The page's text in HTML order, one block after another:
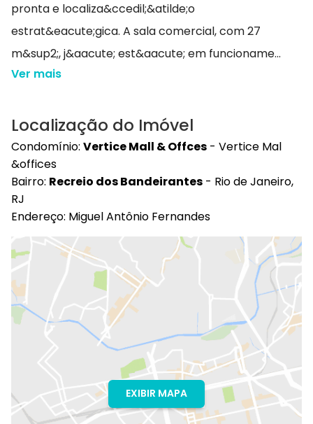
pronta e localiza&ccedil;&atilde;o
estrat&eacute;gica. A sala comercial, com 27
m&sup2;, j&aacute; est&aacute; em funcioname...
Ver mais
Localização do Imóvel
Condomínio: Vertice Mall & Offces - Vertice Mal
&offices
Bairro: Recreio dos Bandeirantes - Rio de Janeiro,
RJ
Endereço: Miguel Antônio Fernandes
EXIBIR MAPA